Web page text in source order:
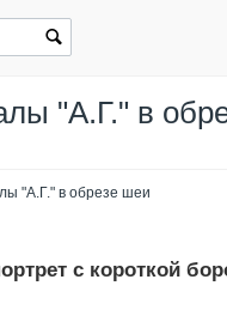
"А.Г." в
"А.Г." в обрезе шеи
с короткой